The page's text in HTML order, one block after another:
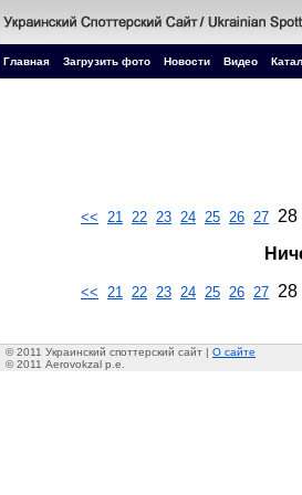
Главная Загрузить фото Новости Видео
<< 21 22 23 24 25 26 27 28
<< 21 22 23 24 25 26 27 28
© 2011 Украинский споттерский сайт | О сайте
© 2011 Aerovokzal p.e.